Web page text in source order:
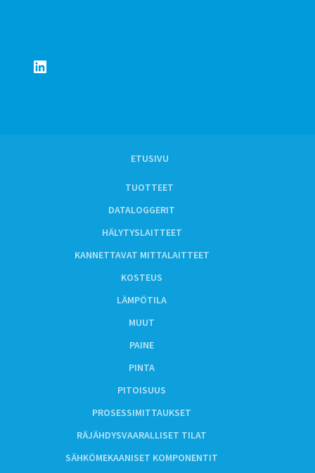
LinkedIn
ETUSIVU
TUOTTEET
DATALOGGERIT
HÄLYTYSLAITTEET
KANNETTAVAT MITTALAITTEET
KOSTEUS
LÄMPÖTILA
MUUT
PAINE
PINTA
PITOISUUS
PROSESSIMITTAUKSET
RÄJÄHDYSVAARALLISET TILAT
SÄHKÖMEKAANISET KOMPONENTIT